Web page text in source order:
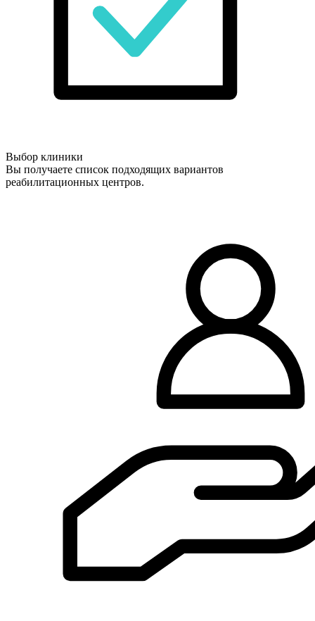
Выбор клиники
Вы получаете список подходящих вариантов
реабилитационных центров.